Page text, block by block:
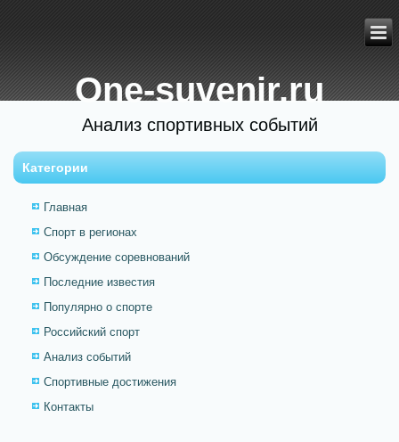
One-suvenir.ru
Анализ спортивных событий
Категории
Главная
Спорт в регионах
Обсуждение соревнований
Последние известия
Популярно о спорте
Российский спорт
Анализ событий
Спортивные достижения
Контакты